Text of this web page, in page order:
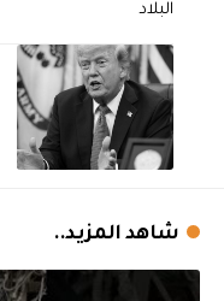
شاهد المزيد..